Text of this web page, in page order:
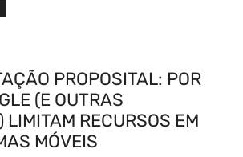
PROPOSITAL: POR
(E OUTRAS
LIMITAM RECURSOS EM
MÓVEIS